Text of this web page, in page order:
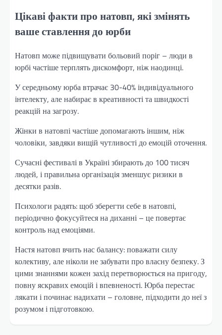
Цікаві факти про натовп, які змінять
ваше ставлення до юрби
Натовп може підвищувати больовий поріг – люди в
юрбі частіше терплять дискомфорт, ніж наодинці.
У середньому юрба втрачає 30-40% індивідуального
інтелекту, але набирає в креативності та швидкості
реакцій на загрозу.
Жінки в натовпі частіше допомагають іншим, ніж
чоловіки, завдяки вищій чутливості до емоцій оточення.
Сучасні фестивалі в Україні збирають до 100 тисяч
людей, і правильна організація зменшує ризики в
десятки разів.
Психологи радять: щоб зберегти себе в натовпі,
періодично фокусуйтеся на диханні – це повертає
контроль над емоціями.
Настя натовп вчить нас балансу: поважати силу
колективу, але ніколи не забувати про власну безпеку. З
цими знаннями кожен захід перетворюється на пригоду,
повну яскравих емоцій і впевненості. Юрба перестає
лякати і починає надихати – головне, підходити до неї з
розумом і підготовкою.